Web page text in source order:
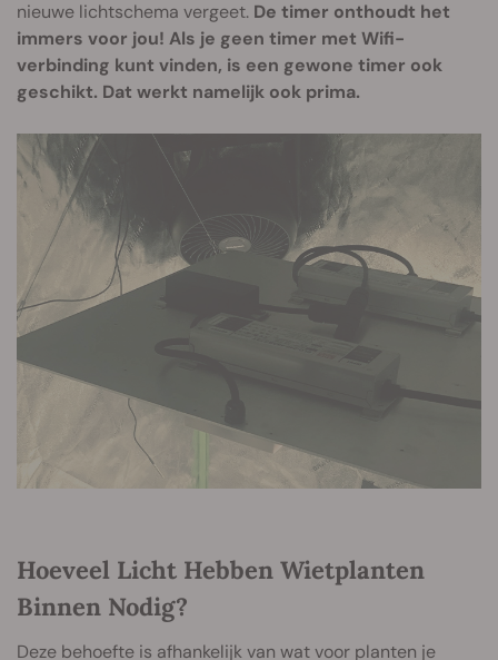
nieuwe lichtschema vergeet. De timer onthoudt het
immers voor jou! Als je geen timer met Wifi-
verbinding kunt vinden, is een gewone timer ook
geschikt. Dat werkt namelijk ook prima.
Hoeveel Licht Hebben Wietplanten
Binnen Nodig?
Deze behoefte is afhankelijk van wat voor planten je